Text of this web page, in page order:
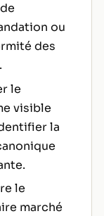
ou
des
le
visible
la
le
marché